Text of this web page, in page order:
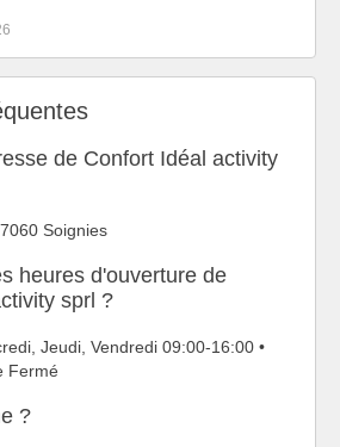
de Confort Idéal activity
Soignies
heures d'ouverture de
sprl ?
Jeudi, Vendredi 09:00-16:00 •
Fermé
?